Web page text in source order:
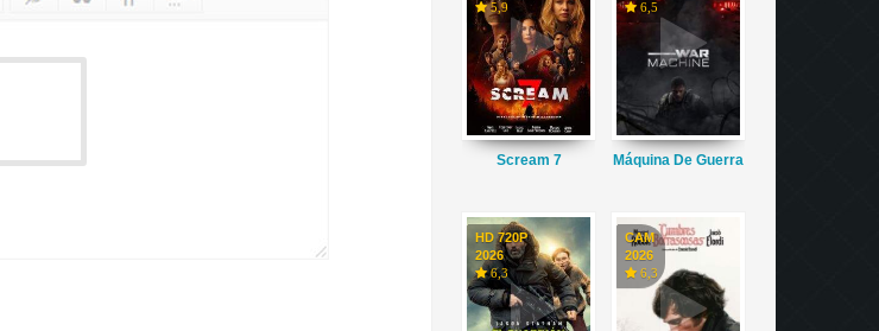
5,9
Scream 7
6,5
Máquina De Guerra
HD 720P
2026
6,3
CAM
2026
6,3